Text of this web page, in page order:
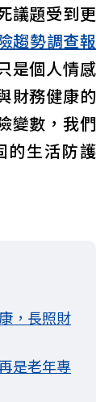
議題受到更
趨勢調查報
是個人情感
財務健康的
變數，我們
的生活防護
，長照財
是老年專